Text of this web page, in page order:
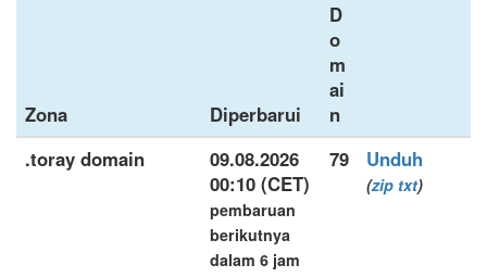
Zona Diperbarui
D
o
m
ai
n
.toray domain
09.08.2026
00:10 (CET)
pembaruan
berikutnya
dalam 6 jam
79 Unduh
(zip txt)